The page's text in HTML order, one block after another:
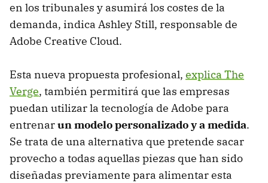
en los tribunales y asumirá los costes de la
demanda, indica Ashley Still, responsable de
Adobe Creative Cloud.
Esta nueva propuesta profesional, explica The
Verge, también permitirá que las empresas
puedan utilizar la tecnología de Adobe para
entrenarun modelo personalizado y a medida.
Se trata de una alternativa que pretende sacar
provecho a todas aquellas piezas que han sido
diseñadas previamente para alimentar esta